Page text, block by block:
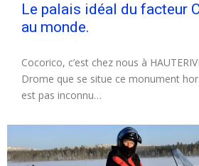
Le palais idéal du facteur
au monde.
Cocorico, c’est chez nous à
Drome que se situe ce monument
est pas inconnu…